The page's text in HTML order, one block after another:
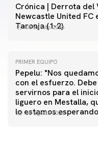
Crónica | Derrota del
Newcastle United FC
Taronja (1-2)
08 agosto 2026
PRIMER EQUIPO
Pepelu: "Nos
con el esfuerzo. Debe
servirnos para el
liguero en Mestalla,
lo estamos
08 agosto 2026
PRIMER EQUIPO
Las fotos del
PRIMER EQUIPO
MESTALLA 📍